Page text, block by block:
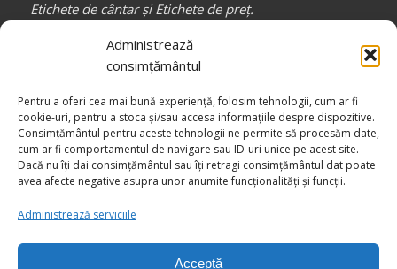
Administrează
consimțământul
Pentru a oferi cea mai bună experiență, folosim tehnologii, cum ar fi
cookie-uri, pentru a stoca și/sau accesa informațiile despre dispozitive.
Consimțământul pentru aceste tehnologii ne permite să procesăm date,
cum ar fi comportamentul de navigare sau ID-uri unice pe acest site.
Dacă nu îți dai consimțământul sau îți retragi consimțământul dat poate
avea afecte negative asupra unor anumite funcționalități și funcții.
Administrează serviciile
Acceptă
Etichete de cântar și Etichete de preț.
Partener de încredere pentru toți profesioniștii din
industria confecțiilor, auto, mobilă, etc.
_________________
Canale media COMPACT RB